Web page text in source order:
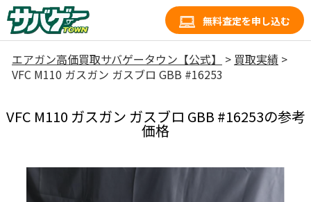
無料査定を申し込む
エアガン高価買取サバゲータウン【公式】 > 買取実績 >
VFC M110 ガスガン ガスブロ GBB #16253
VFC M110 ガスガン ガスブロ GBB #16253の参考
価格